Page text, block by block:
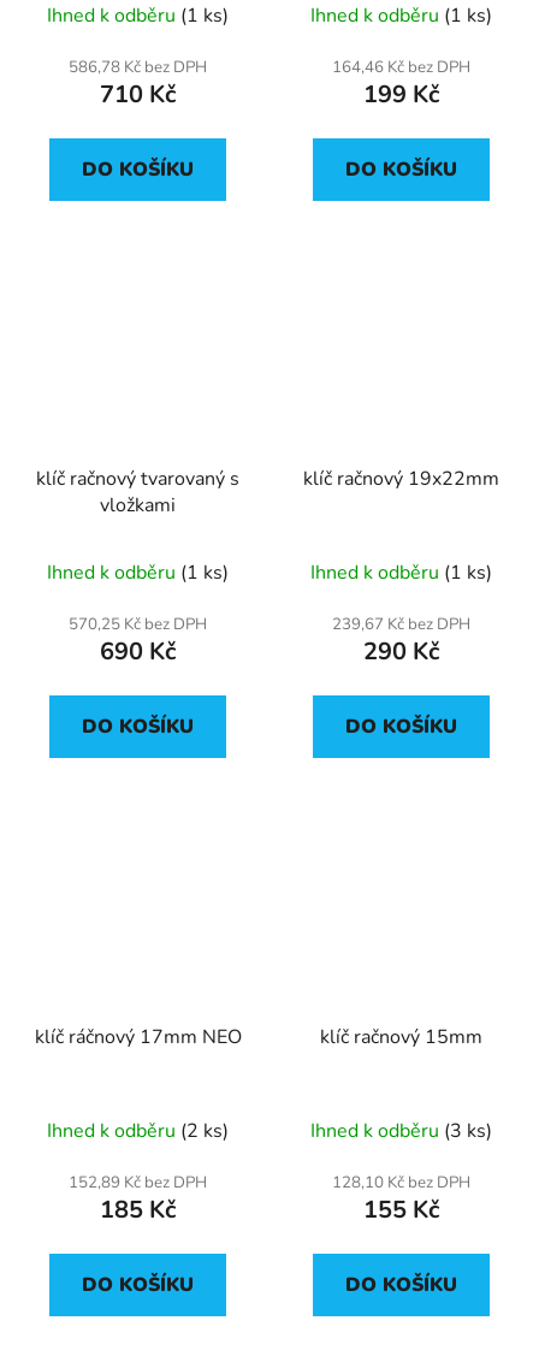
Ihned k odběru (1 ks)
586,78 Kč bez DPH
710 Kč
DO KOŠÍKU
Ihned k odběru (1 ks)
164,46 Kč bez DPH
199 Kč
DO KOŠÍKU
klíč račnový tvarovaný s
vložkami
Ihned k odběru (1 ks)
570,25 Kč bez DPH
690 Kč
DO KOŠÍKU
klíč račnový 19x22mm
Ihned k odběru (1 ks)
239,67 Kč bez DPH
290 Kč
DO KOŠÍKU
klíč ráčnový 17mm NEO
Ihned k odběru (2 ks)
152,89 Kč bez DPH
185 Kč
DO KOŠÍKU
klíč račnový 15mm
Ihned k odběru (3 ks)
128,10 Kč bez DPH
155 Kč
DO KOŠÍKU